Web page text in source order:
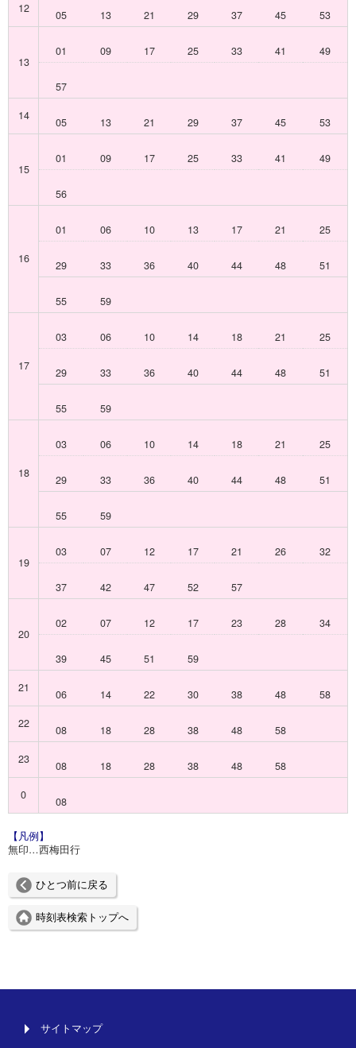
12
05 13 21 29 37 45 53
13
01 09 17 25 33 41 49
57
14
05 13 21 29 37 45 53
15
01 09 17 25 33 41 49
56
16
01 06 10 13 17 21 25
29 33 36 40 44 48 51
55 59
17
03 06 10 14 18 21 25
29 33 36 40 44 48 51
55 59
18
03 06 10 14 18 21 25
29 33 36 40 44 48 51
55 59
19
03 07 12 17 21 26 32
37 42 47 52 57
20
02 07 12 17 23 28 34
39 45 51
59
21
06 14 22 30 38 48
58
22
08 18 28 38 48
58
23
08 18 28 38 48
58
0
08
【凡例】
無印…西梅田行
ひとつ前に戻る
時刻表検索トップへ
サイトマップ